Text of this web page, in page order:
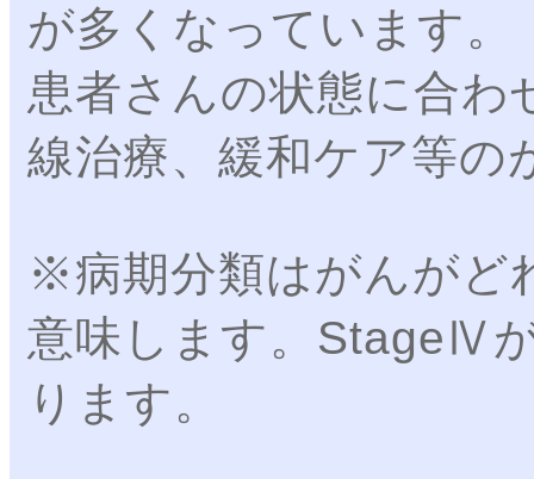
が多くなっています。
患者さんの状態に合わ
線治療、緩和ケア等の
※病期分類はがんがど
意味します。StageⅣ
ります。